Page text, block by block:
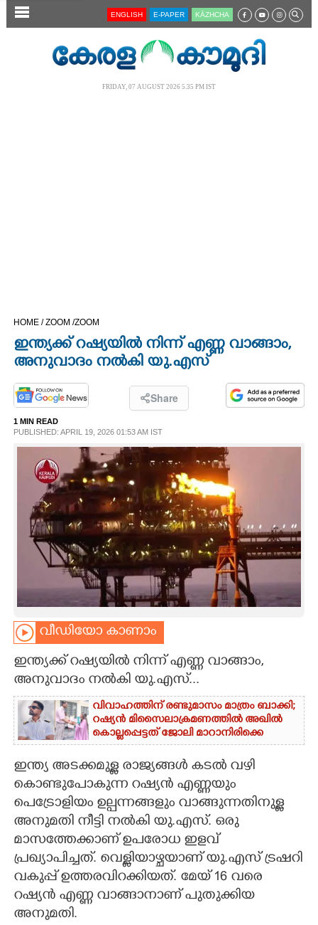
SECTIONS
OPINION
SPIRITUAL
INFO+
ASTRO
CARTOONS
LITERATURE
ZOOM
CONTACT US
ENGLISH E-PAPER KĀZHCHA
FRIDAY, 07 AUGUST 2026 5.35 PM IST
HOME /ZOOM /ZOOM
ഇന്ത്യക്ക് റഷ്യയിൽ നിന്ന് എണ്ണ വാങ്ങാം,
അനുവാദം നൽകി യു.എസ്
Share
1 MIN READ
PUBLISHED: APRIL 19, 2026 01:53 AM IST
വീഡിയോ കാണാം
ഇന്ത്യക്ക് റഷ്യയിൽ നിന്ന് എണ്ണ വാങ്ങാം,
അനുവാദം നൽകി യു.എസ്...
വിവാഹത്തിന് രണ്ടുമാസം മാത്രം ബാക്കി;
റഷ്യൻ മിസൈലാക്രമണത്തിൽ അഖിൽ
കൊല്ലപ്പെട്ടത് ജോലി മാറാനിരിക്കെ
ഇന്ത്യ അടക്കമുള്ള രാജ്യങ്ങൾ കടൽ വഴി
കൊണ്ടുപോകുന്ന റഷ്യൻ എണ്ണയും
പെട്രോളിയം ഉല്പന്നങ്ങളും വാങ്ങുന്നതിനുള്ള
അനുമതി നീട്ടി നൽകി യു.എസ്. ഒരു
മാസത്തേക്കാണ് ഉപരോധ ഇളവ്
പ്രഖ്യാപിച്ചത്. വെള്ളിയാഴ്ചയാണ് യു.എസ് ട്രഷറി
വകുപ്പ് ഉത്തരവിറക്കിയത്. മേയ് 16 വരെ
റഷ്യൻ എണ്ണ വാങ്ങാനാണ് പുതുക്കിയ
അനുമതി.